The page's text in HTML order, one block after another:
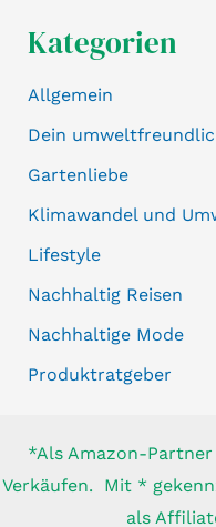
Kategorien
Allgemein
Dein
Gartenliebe
Klimawandel und
Lifestyle
Nachhaltig Reisen
Nachhaltige Mode
Produktratgeber
*Als Amazon-
Verkäufen. Mit *
als